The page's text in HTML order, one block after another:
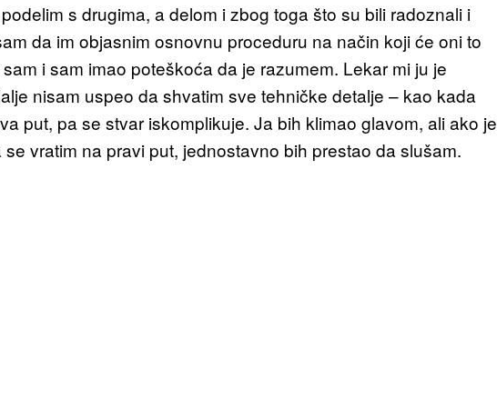
s drugima, a delom i zbog toga što su bili radoznali i
da im objasnim osnovnu proceduru na način koji će oni to
i sam imao poteškoća da je razumem. Lekar mi ju je
nisam uspeo da shvatim sve tehničke detalje – kao kada
put, pa se stvar iskomplikuje. Ja bih klimao glavom, ali ako je
vratim na pravi put, jednostavno bih prestao da slušam.